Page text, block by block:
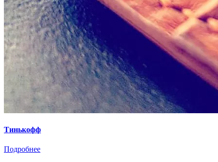
Тинькофф
Подробнее